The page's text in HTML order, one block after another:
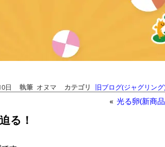
日 執筆 オヌマ カテゴリ 旧ブログ(ジャグリング
« 光る卵(新商
る！